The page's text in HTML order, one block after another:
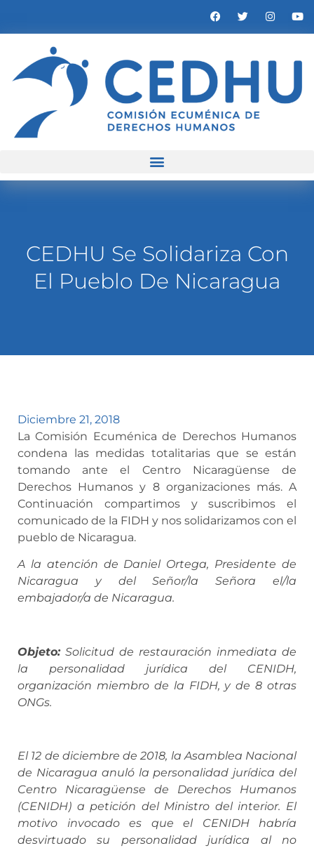
CEDHU Se Solidariza Con
El Pueblo De Nicaragua
Diciembre 21, 2018
La Comisión Ecuménica de Derechos Humanos
condena las medidas totalitarias que se están
tomando ante el Centro Nicaragüense de
Derechos Humanos y 8 organizaciones más. A
Continuación compartimos y suscribimos el
comunicado de la FIDH y nos solidarizamos con el
pueblo de Nicaragua.
A la atención de Daniel Ortega, Presidente de
Nicaragua y del Señor/la Señora el/la
embajador/a de Nicaragua.
Objeto:Solicitud de restauración inmediata de
la personalidad jurídica del CENIDH,
organización miembro de la FIDH, y de 8 otras
ONGs.
El 12 de diciembre de 2018, la Asamblea Nacional
de Nicaragua anuló la personalidad jurídica del
Centro Nicaragüense de Derechos Humanos
(CENIDH) a petición del Ministro del interior. El
motivo invocado es que el CENIDH habría
desvirtuado su personalidad jurídica al no